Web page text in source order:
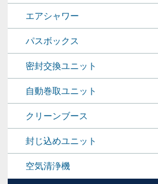
エアシャワー
パスボックス
密封交換ユニット
自動巻取ユニット
クリーンブース
封じ込めユニット
空気清浄機